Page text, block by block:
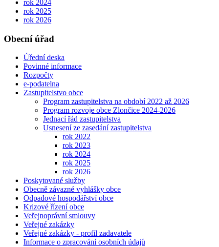
rok 2024
rok 2025
rok 2026
Obecní úřad
Úřední deska
Povinné informace
Rozpočty
e-podatelna
Zastupitelstvo obce
Program zastupitelstva na období 2022 až 2026
Program rozvoje obce Zlončice 2024-2026
Jednací řád zastupitelstva
Usnesení ze zasedání zastupitelstva
rok 2022
rok 2023
rok 2024
rok 2025
rok 2026
Poskytované služby
Obecně závazné vyhlášky obce
Odpadové hospodářství obce
Krizové řízení obce
Veřejnoprávní smlouvy
Veřejné zakázky
Veřejné zakázky - profil zadavatele
Informace o zpracování osobních údajů